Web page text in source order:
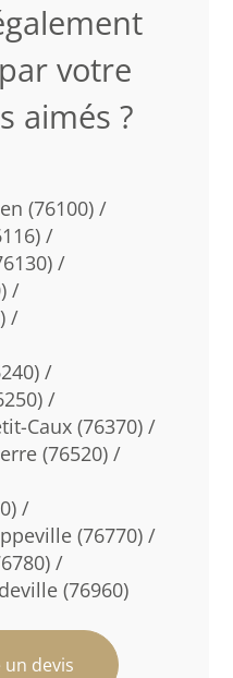
votre
aimés ?
(76100) /
/
/
/
/
/
/
Caux (76370) /
(76520) /
/
(76770) /
/
(76960)
un devis